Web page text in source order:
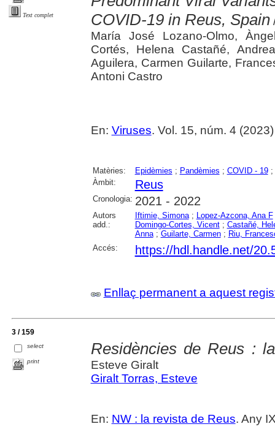
Text complet
COVID-19 in Reus, Spain
María José Lozano-Olmo,
Cortés, Helena Castañé,
Aguilera, Carmen Guilarte,
Antoni Castro
En: Viruses. Vol. 15, núm. 4
Matèries: Epidèmies ; Pandèmies ; COVID - 19;
Àmbit:
Reus
Cronologia: 2021 - 2022
Autors
add.:
Iftimie, Simona; Lopez-Azcona, Ana F
Domingo-Cortes, Vicent; Castañé,
Anna; Guilarte, Carmen; Riu,
Accés:
https://hdl.handle.net/
Enllaç permanent a aquest
3 / 159
select
print
Residències de Reus :
Esteve Giralt
Giralt Torras, Esteve
En: NW : la revista de Reus. Any